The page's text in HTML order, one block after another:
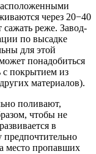
через 20−40
реже. Завод-
по высадке
для этой
понадобиться
с покрытием из
материалов).
поливают,
чтобы не
в
место пропавших